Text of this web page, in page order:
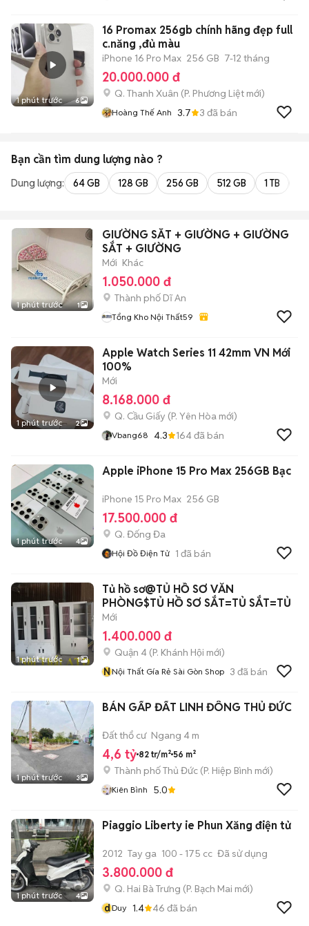
1 phút trước 6
16 Promax 256gb chính hãng đẹp full
c.năng ,đủ màu
iPhone 16 Pro Max 256 GB 7-12 tháng
20.000.000 đ
Q. Thanh Xuân (P. Phương Liệt mới)
Hoàng Thế Anh 3.7 3 đã bán
Bạn cần tìm dung lượng nào ?
Dung lượng: 64 GB 128 GB 256 GB 512 GB 1 TB
1 phút trước 1
GIƯỜNG SẮT + GIƯỜNG + GIƯỜNG
SẮT + GIƯỜNG
Mới Khác
1.050.000 đ
Thành phố Dĩ An
Tổng Kho Nội Thất59
1 phút trước 2
Apple Watch Series 11 42mm VN Mới
100%
Mới
8.168.000 đ
Q. Cầu Giấy (P. Yên Hòa mới)
Vbang68 4.3 164đã bán
1 phút trước 4
Apple iPhone 15 Pro Max 256GB Bạc
iPhone 15 Pro Max 256 GB
17.500.000 đ
Q. Đống Đa
Hội Đồ Điện Tử 1 đã bán
1 phút trước 1
Tủ hồ sơ@TỦ HỒ SƠ VĂN
PHÒNG$TỦ HỒ SƠ SẮT=TỦ SẮT=TỦ
Mới
1.400.000 đ
Quận 4 (P. Khánh Hội mới)
NNội Thất Gía Rẻ Sài Gòn Shop 3 đã bán
1 phút trước 3
BÁN GẤP ĐẤT LINH ĐÔNG THỦ ĐỨC
Đất thổ cư Ngang 4 m
4,6 tỷ 82 tr/m² 56 m²
Thành phố Thủ Đức (P. Hiệp Bình mới)
Kiên Bình 5.0
1 phút trước 4
Piaggio Liberty ie Phun Xăng điện tử
2012 Tay ga 100 - 175 cc Đã sử dụng
3.800.000 đ
Q. Hai Bà Trưng (P. Bạch Mai mới)
dDuy 1.4 46 đã bán